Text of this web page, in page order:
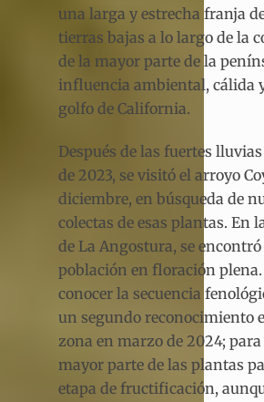
una larga y estrecha franja
tierras bajas a lo largo de la
de la mayor parte de la
influencia ambiental, cálida
golfo de California.
Después de las fuertes
de 2023, se visitó el arroyo
diciembre, en búsqueda de
colectas de esas plantas. En
de La Angostura, se
población en floración plena.
conocer la secuencia
un segundo reconocimiento
zona en marzo de 2024;
mayor parte de las plantas
etapa de fructificación,